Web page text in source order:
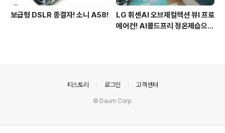
보급형 DSLR 종결자! 소니 A58!
LG 휘센AI 오브제컬렉션 뷰I 프로
에어컨! AI콜드프리 정온제습으로
티스토리 로그인 고객센터
© Daum Corp.